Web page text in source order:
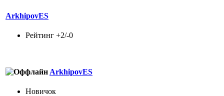
ArkhipovES
Рейтинг +2/-0
ArkhipovES
Новичок